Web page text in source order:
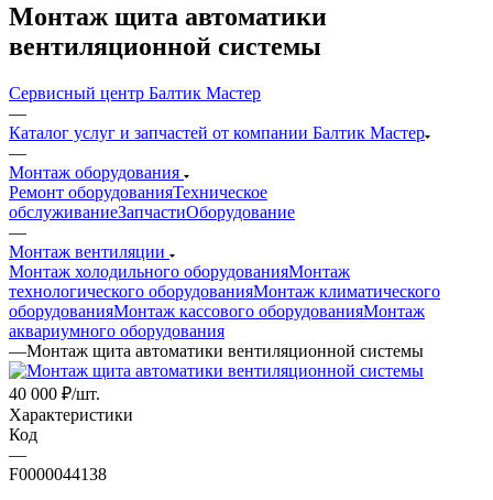
Монтаж щита автоматики
вентиляционной системы
Сервисный центр Балтик Мастер
—
Каталог услуг и запчастей от компании Балтик Мастер
—
Монтаж оборудования
Ремонт оборудованияТехническое
обслуживаниеЗапчастиОборудование
—
Монтаж вентиляции
Монтаж холодильного оборудованияМонтаж
технологического оборудованияМонтаж климатического
оборудованияМонтаж кассового оборудованияМонтаж
аквариумного оборудования
—Монтаж щита автоматики вентиляционной системы
40 000 ₽/шт.
Характеристики
Код
—
F0000044138